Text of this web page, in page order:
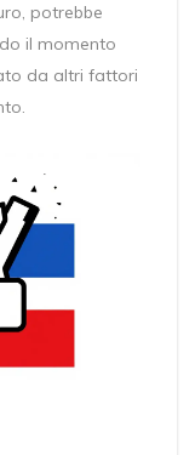
potrebbe
il momento
da altri fattori